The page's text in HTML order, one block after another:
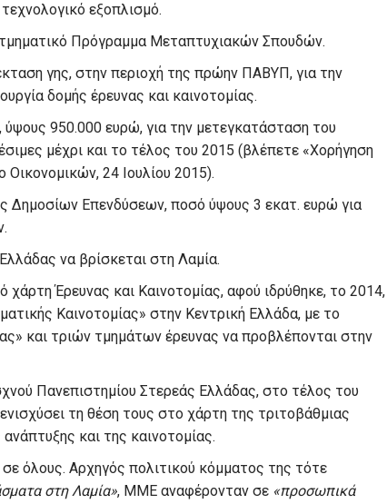
εξοπλισμό.
Πρόγραμμα Μεταπτυχιακών Σπουδών.
γης, στην περιοχή της πρώην ΠΑΒΥΠ, για την
δομής έρευνας και καινοτομίας.
950.000 ευρώ, για την μετεγκατάσταση του
μέχρι και το τέλος του 2015 (βλέπετε «Χορήγηση
24 Ιουλίου 2015).
Δημοσίων Επενδύσεων, ποσό ύψους 3 εκατ. ευρώ για
να βρίσκεται στη Λαμία.
χάρτη Έρευνας και Καινοτομίας, αφού ιδρύθηκε, το 2014,
Καινοτομίας» στην Κεντρική Ελλάδα, με το
και τριών τμημάτων έρευνας να προβλέπονται στην
Πανεπιστημίου Στερεάς Ελλάδας, στο τέλος του
τη θέση τους στο χάρτη της τριτοβάθμιας
και της καινοτομίας.
σε όλους. Αρχηγός πολιτικού κόμματος της τότε
στη Λαμία», ΜΜΕ αναφέρονταν σε «προσωπικά